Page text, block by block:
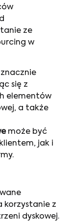
ze
w
się z
elementów
a także
może być
jak i
korzystanie z
dyskowej.